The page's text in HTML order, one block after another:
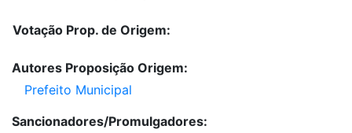
Votação Prop. de Origem:
Autores Proposição Origem:
Prefeito Municipal
Sancionadores/Promulgadores: